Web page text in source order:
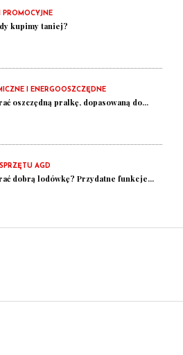
PROMOCYJNE
kupimy taniej?
I ENERGOOSZCZĘDNE
oszczędną pralkę, dopasowaną do...
AGD
dobrą lodówkę? Przydatne funkcje...